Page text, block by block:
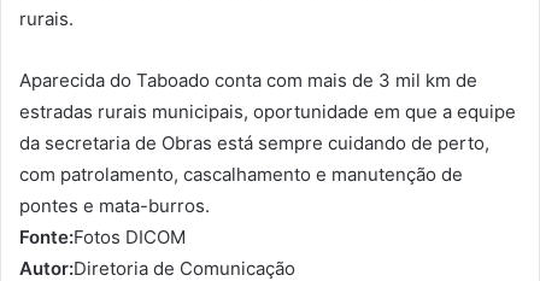
rurais.
Aparecida do Taboado conta com mais de 3 mil km de
estradas rurais municipais, oportunidade em que a equipe
da secretaria de Obras está sempre cuidando de perto,
com patrolamento, cascalhamento e manutenção de
pontes e mata-burros.
Fonte:Fotos DICOM
Autor:Diretoria de Comunicação